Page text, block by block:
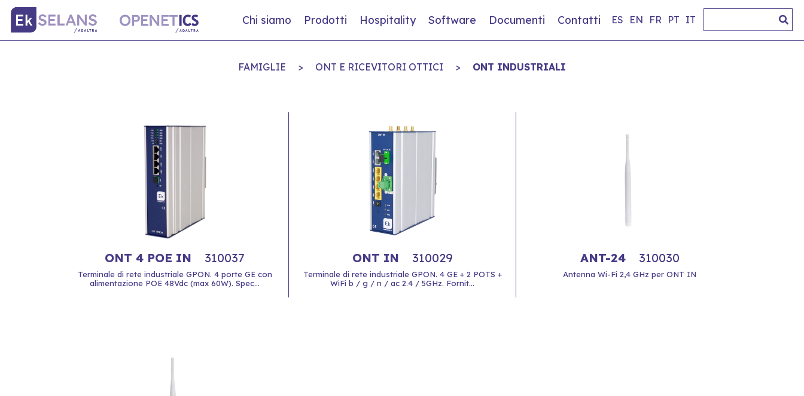
Chi siamo Prodotti Hospitality Software Documenti Contatti ES EN FR PT IT
FAMIGLIE > ONT E RICEVITORI OTTICI > ONT INDUSTRIALI
ONT 4 POE IN 310037
Terminale di rete industriale GPON. 4 porte GE con
alimentazione POE 48Vdc (max 60W). Spec...
ONT IN 310029
Terminale di rete industriale GPON. 4 GE + 2 POTS +
WiFi b / g / n / ac 2.4 / 5GHz. Fornit...
ANT-24 310030
Antenna Wi-Fi 2,4 GHz per ONT IN